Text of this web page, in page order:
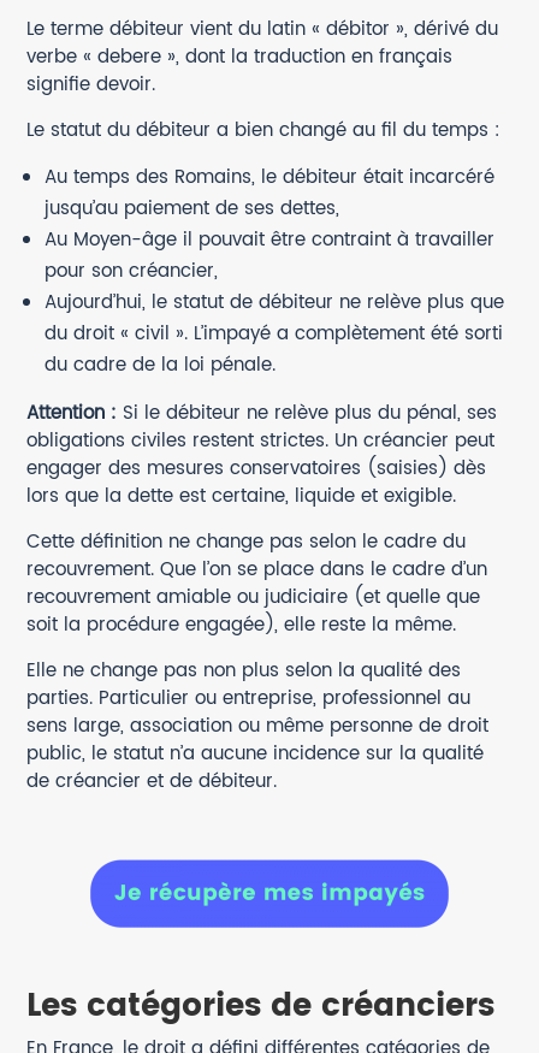
Le terme débiteur vient du latin « débitor », dérivé du
verbe « debere », dont la traduction en français
signifie devoir.
Le statut du débiteur a bien changé au fil du temps :
Au temps des Romains, le débiteur était incarcéré
jusqu’au paiement de ses dettes,
Au Moyen-âge il pouvait être contraint à travailler
pour son créancier,
Aujourd’hui, le statut de débiteur ne relève plus que
du droit « civil ». L’impayé a complètement été sorti
du cadre de la loi pénale.
Attention : Si le débiteur ne relève plus du pénal, ses
obligations civiles restent strictes. Un créancier peut
engager des mesures conservatoires (saisies) dès
lors que la dette est certaine, liquide et exigible.
Cette définition ne change pas selon le cadre du
recouvrement. Que l’on se place dans le cadre d’un
recouvrement amiable ou judiciaire (et quelle que
soit la procédure engagée), elle reste la même.
Elle ne change pas non plus selon la qualité des
parties. Particulier ou entreprise, professionnel au
sens large, association ou même personne de droit
public, le statut n’a aucune incidence sur la qualité
de créancier et de débiteur.
Les catégories de créanciers